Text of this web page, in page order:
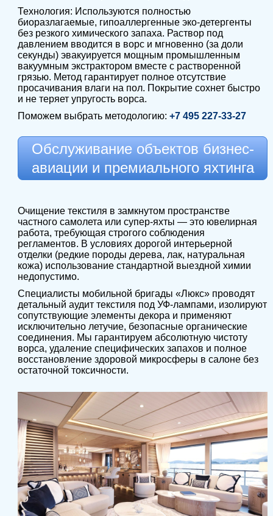
Технология: Используются полностью
биоразлагаемые, гипоаллергенные эко-детергенты
без резкого химического запаха. Раствор под
давлением вводится в ворс и мгновенно (за доли
секунды) эвакуируется мощным промышленным
вакуумным экстрактором вместе с растворенной
грязью. Метод гарантирует полное отсутствие
просачивания влаги на пол. Покрытие сохнет быстро
и не теряет упругость ворса.
Поможем выбрать методологию: +7 495 227-33-27
Обслуживание объектов бизнес-
авиации и премиального яхтинга
Очищение текстиля в замкнутом пространстве
частного самолета или супер-яхты — это ювелирная
работа, требующая строгого соблюдения
регламентов. В условиях дорогой интерьерной
отделки (редкие породы дерева, лак, натуральная
кожа) использование стандартной выездной химии
недопустимо.
Специалисты мобильной бригады «Люкс» проводят
детальный аудит текстиля под УФ-лампами, изолируют
сопутствующие элементы декора и применяют
исключительно летучие, безопасные органические
соединения. Мы гарантируем абсолютную чистоту
ворса, удаление специфических запахов и полное
восстановление здоровой микросферы в салоне без
остаточной токсичности.